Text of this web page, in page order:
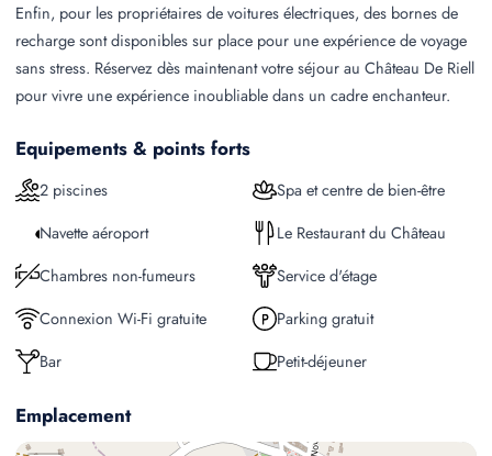
Enfin, pour les propriétaires de voitures électriques, des bornes de
recharge sont disponibles sur place pour une expérience de voyage
sans stress. Réservez dès maintenant votre séjour au Château De Riell
pour vivre une expérience inoubliable dans un cadre enchanteur.
Equipements & points forts
2 piscines
Spa et centre de bien-être
Navette aéroport
Le Restaurant du Château
Chambres non-fumeurs
Service d'étage
Connexion Wi-Fi gratuite
Parking gratuit
Bar
Petit-déjeuner
Emplacement